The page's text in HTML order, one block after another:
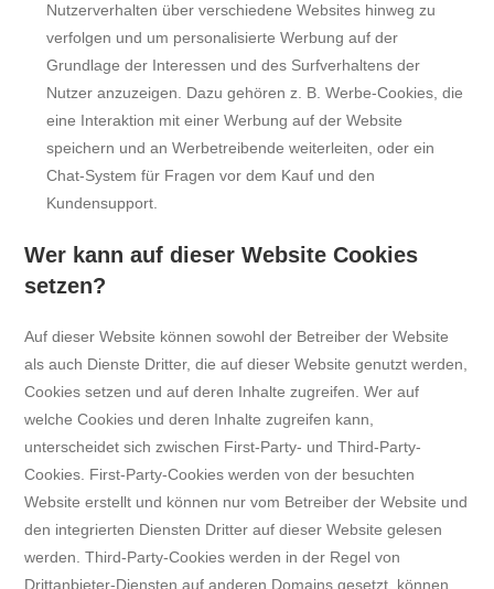
Nutzerverhalten über verschiedene Websites hinweg zu
verfolgen und um personalisierte Werbung auf der
Grundlage der Interessen und des Surfverhaltens der
Nutzer anzuzeigen. Dazu gehören z. B. Werbe-Cookies, die
eine Interaktion mit einer Werbung auf der Website
speichern und an Werbetreibende weiterleiten, oder ein
Chat-System für Fragen vor dem Kauf und den
Kundensupport.
Wer kann auf dieser Website Cookies
setzen?
Auf dieser Website können sowohl der Betreiber der Website
als auch Dienste Dritter, die auf dieser Website genutzt werden,
Cookies setzen und auf deren Inhalte zugreifen. Wer auf
welche Cookies und deren Inhalte zugreifen kann,
unterscheidet sich zwischen First-Party- und Third-Party-
Cookies. First-Party-Cookies werden von der besuchten
Website erstellt und können nur vom Betreiber der Website und
den integrierten Diensten Dritter auf dieser Website gelesen
werden. Third-Party-Cookies werden in der Regel von
Drittanbieter-Diensten auf anderen Domains gesetzt, können